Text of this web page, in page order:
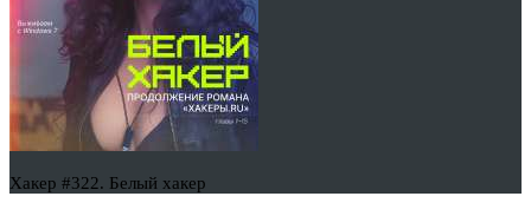
Хакер #322. Белый хакер